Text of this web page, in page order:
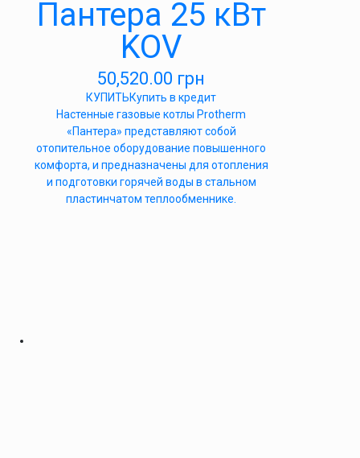
Пантера 25 кВт
KOV
50,520.00 грн
КУПИТЬКупить в кредит
Настенные газовые котлы Protherm
«Пантера» представляют собой
отопительное оборудование повышенного
комфорта, и предназначены для отопления
и подготовки горячей воды в стальном
пластинчатом теплообменнике.